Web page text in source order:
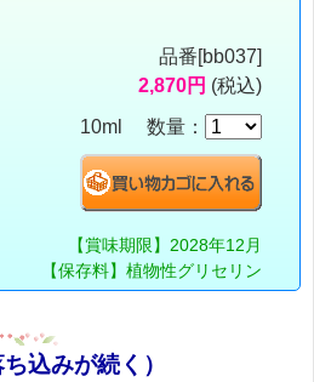
品番[bb037]
2,870円 (税込)
10ml 数量：
【賞味期限】2028年12月
【保存料】植物性グリセリン
込みが続く）